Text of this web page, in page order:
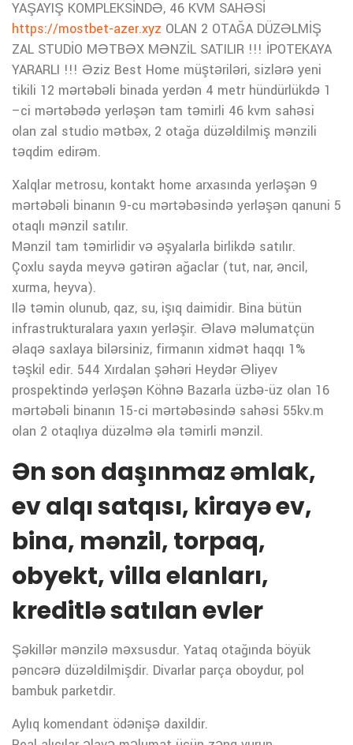
YAŞAYIŞ KOMPLEKSİNDƏ, 46 KVM SAHƏSİ
https://mostbet-azer.xyz OLAN 2 OTAĞA DÜZƏLMİŞ
ZAL STUDİO MƏTBƏX MƏNZİL SATILIR !!! İPOTEKAYA
YARARLI !!! Əziz Best Home müştəriləri, sizlərə yeni
tikili 12 mərtəbəli binada yerdən 4 metr hündürlükdə 1
–ci mərtəbədə yerləşən tam təmirli 46 kvm sahəsi
olan zal studio mətbəx, 2 otağa düzəldilmiş mənzili
təqdim edirəm.
Xalqlar metrosu, kontakt home arxasında yerləşən 9
mərtəbəli binanın 9-cu mərtəbəsində yerləşən qanuni 5
otaqlı mənzil satılır.
Mənzil tam təmirlidir və əşyalarla birlikdə satılır.
Çoxlu sayda meyvə gətirən ağaclar (tut, nar, əncil,
xurma, heyva).
Ilə təmin olunub, qaz, su, işıq daimidir. Bina bütün
infrastrukturalara yaxın yerləşir. Əlavə məlumatçün
əlaqə saxlaya bilərsiniz, firmanın xidmət haqqı 1%
təşkil edir. 544 Xırdalan şəhəri Heydər Əliyev
prospektində yerləşən Köhnə Bazarla üzbə-üz olan 16
mərtəbəli binanın 15-ci mərtəbəsində sahəsi 55kv.m
olan 2 otaqlıya düzəlmə əla təmirli mənzil.
Ən son daşınmaz əmlak,
ev alqı satqısı, kirayə ev,
bina, mənzil, torpaq,
obyekt, villa elanları,
kreditlə satılan evler
Şəkillər mənzilə məxsusdur. Yataq otağında böyük
pəncərə düzəldilmişdir. Divarlar parça oboydur, pol
bambuk parketdir.
Aylıq komendant ödənişə daxildir.